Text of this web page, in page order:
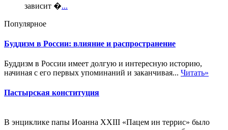
зависит �...
Популярное
Буддизм в России: влияние и распространение
Буддизм в России имеет долгую и интересную историю,
начиная с его первых упоминаний и заканчивая... Читать»
Пастырская конституция
В энциклике папы Иоанна XXIII «Пацем ин террис» было